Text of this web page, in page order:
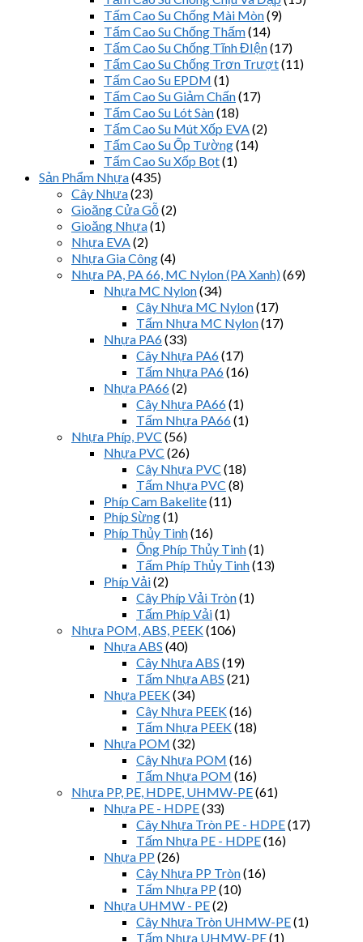
Tấm Cao Su Chống Mài Mòn(9)
Tấm Cao Su Chống Thấm(14)
Tấm Cao Su Chống Tĩnh ĐIện(17)
Tấm Cao Su Chống Trơn Trượt(11)
Tấm Cao Su EPDM (1)
Tấm Cao Su Giảm Chấn(17)
Tấm Cao Su Lót Sàn(18)
Tấm Cao Su Mút Xốp EVA(2)
Tấm Cao Su Ốp Tường(14)
Tấm Cao Su Xốp Bọt(1)
Sản Phẩm Nhựa(435)
Cây Nhựa(23)
Gioăng Cửa Gỗ(2)
Gioăng Nhựa(1)
Nhựa EVA(2)
Nhựa Gia Công(4)
Nhựa PA, PA 66, MC Nylon (PA Xanh)(69)
Nhựa MC Nylon(34)
Cây Nhựa MC Nylon(17)
Tấm Nhựa MC Nylon(17)
Nhựa PA6(33)
Cây Nhựa PA6(17)
Tấm Nhựa PA6(16)
Nhựa PA66(2)
Cây Nhựa PA66(1)
Tấm Nhựa PA66(1)
Nhựa Phíp, PVC (56)
Nhựa PVC (26)
Cây Nhựa PVC (18)
Tấm Nhựa PVC (8)
Phíp Cam Bakelite(11)
Phíp Sừng(1)
Phíp Thủy Tinh(16)
Ống Phíp Thủy Tinh(1)
Tấm Phíp Thủy Tinh(13)
Phíp Vải(2)
Cây Phíp Vải Tròn(1)
Tấm Phíp Vải(1)
Nhựa POM, ABS, PEEK(106)
Nhựa ABS (40)
Cây Nhựa ABS (19)
Tấm Nhựa ABS (21)
Nhựa PEEK(34)
Cây Nhựa PEEK(16)
Tấm Nhựa PEEK(18)
Nhựa POM (32)
Cây Nhựa POM (16)
Tấm Nhựa POM (16)
Nhựa PP, PE, HDPE, UHMW-PE(61)
Nhựa PE - HDPE(33)
Cây Nhựa Tròn PE - HDPE(17)
Tấm Nhựa PE - HDPE(16)
Nhựa PP (26)
Cây Nhựa PP Tròn(16)
Tấm Nhựa PP (10)
Nhựa UHMW - PE(2)
Cây Nhựa Tròn UHMW-PE(1)
Tấm Nhựa UHMW-PE(1)